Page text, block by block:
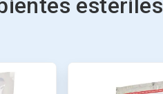
estériles